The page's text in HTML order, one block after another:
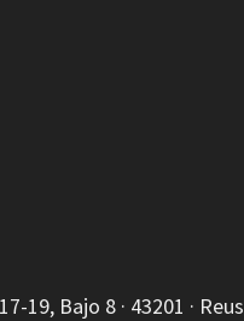
19, Bajo 8 · 43201 · Reus